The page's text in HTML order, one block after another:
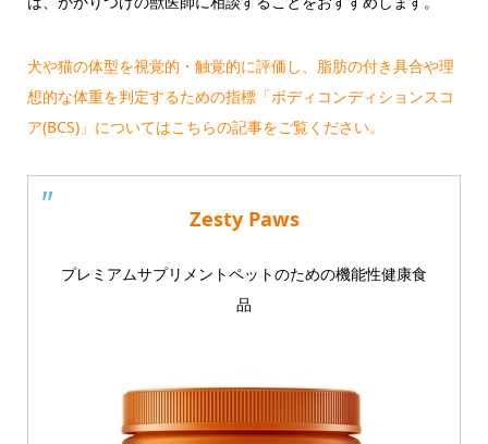
犬や猫の体型を視覚的・触覚的に評価し、脂肪の付き具合や理
想的な体重を判定するための指標「ボディコンディションスコ
ア(BCS)」についてはこちらの記事をご覧ください。
Zesty Paws
プレミアムサプリメントペットのための機能性健康食
品